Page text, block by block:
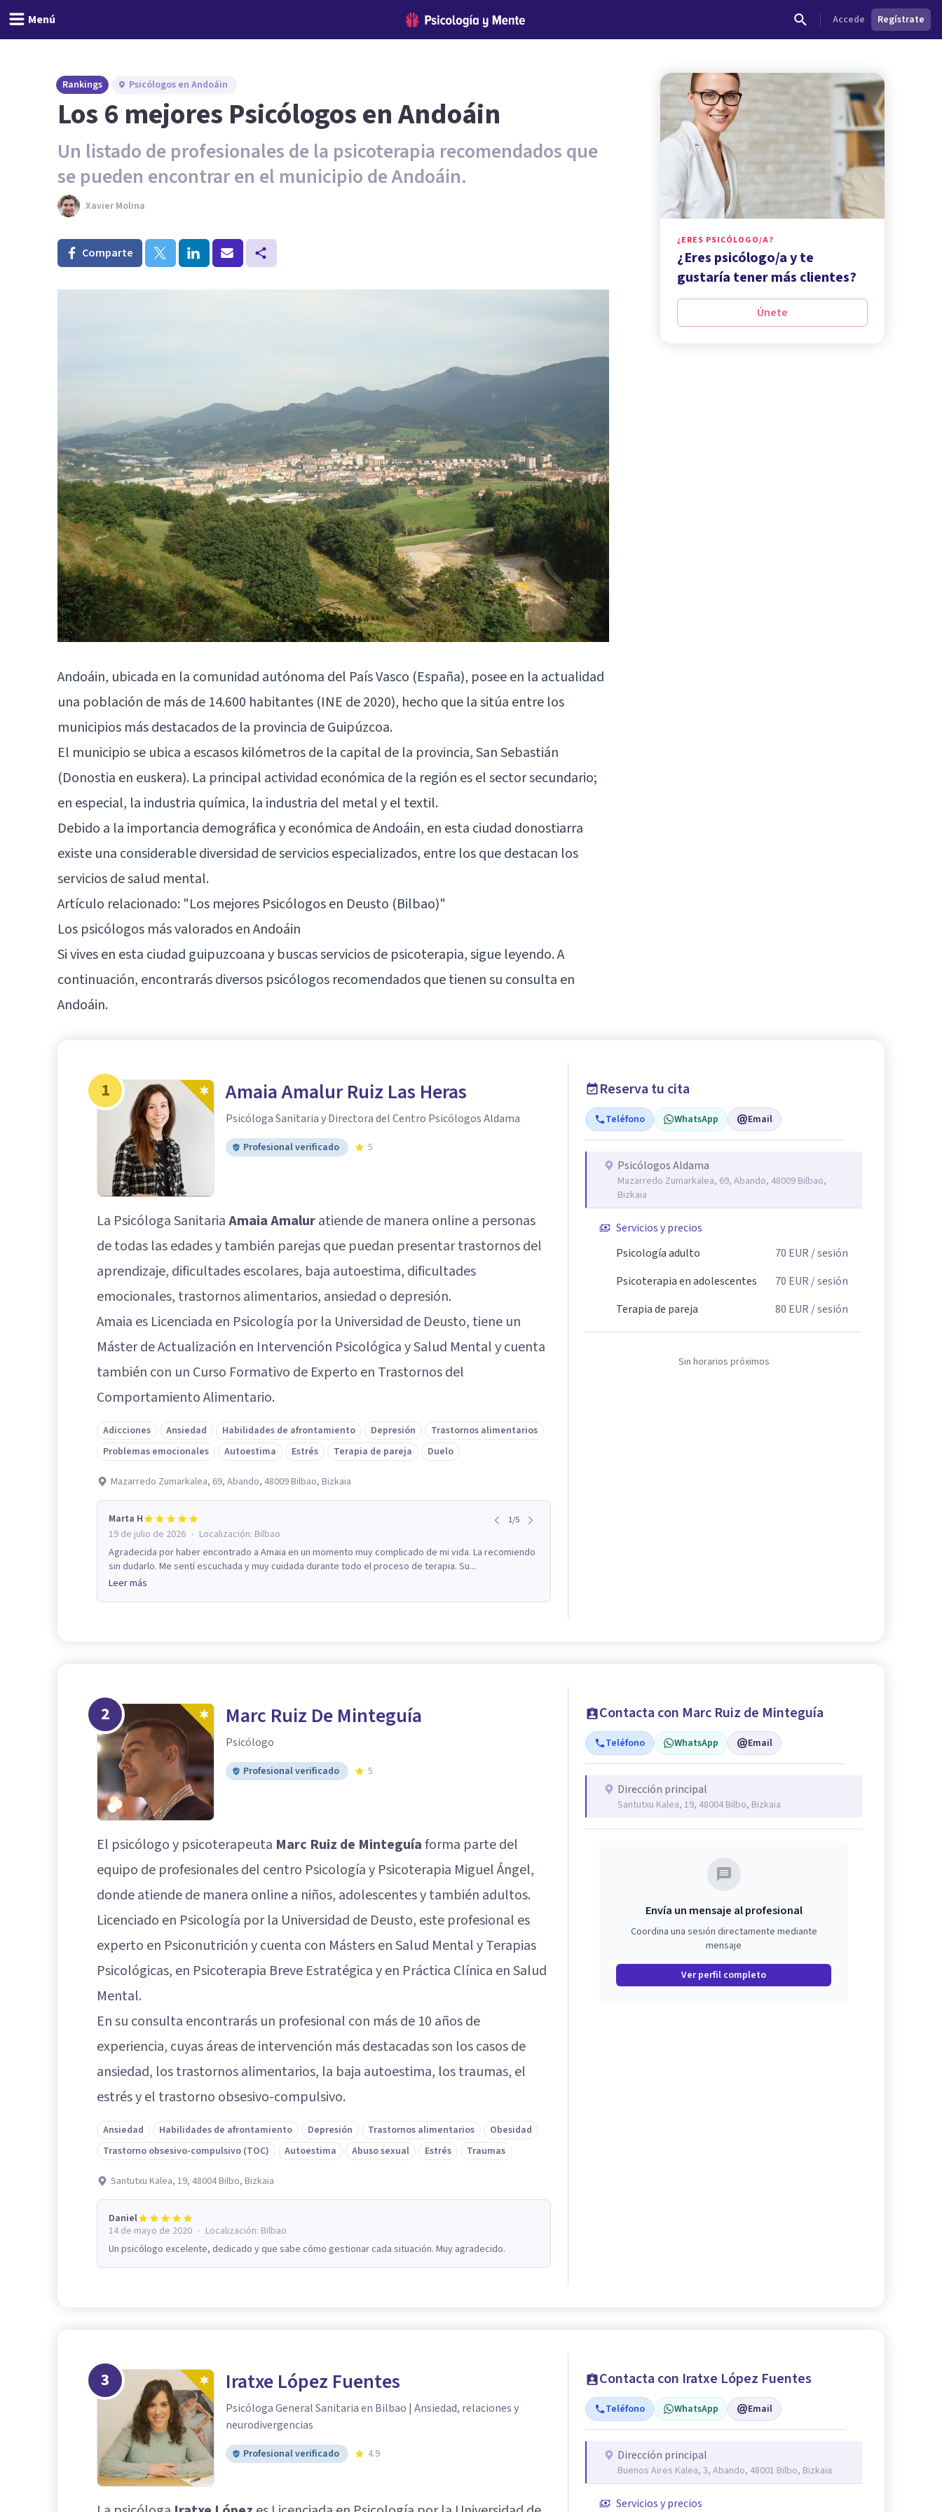
Menú Accede Regístrate
Rankings Psicólogos en Andoáin
Los 6 mejores Psicólogos en Andoáin
Un listado de profesionales de la psicoterapia recomendados que
se pueden encontrar en el municipio de Andoáin.
Xavier Molina
Comparte
Andoáin, ubicada en la comunidad autónoma del País Vasco (España), posee en la actualidad
una población de más de 14.600 habitantes (INE de 2020), hecho que la sitúa entre los
municipios más destacados de la provincia de Guipúzcoa.
El municipio se ubica a escasos kilómetros de la capital de la provincia, San Sebastián
(Donostia en euskera). La principal actividad económica de la región es el sector secundario;
en especial, la industria química, la industria del metal y el textil.
Debido a la importancia demográfica y económica de Andoáin, en esta ciudad donostiarra
existe una considerable diversidad de servicios especializados, entre los que destacan los
servicios de salud mental.
Artículo relacionado: "Los mejores Psicólogos en Deusto (Bilbao)"
Los psicólogos más valorados en Andoáin
Si vives en esta ciudad guipuzcoana y buscas servicios de psicoterapia, sigue leyendo. A
continuación, encontrarás diversos psicólogos recomendados que tienen su consulta en
Andoáin.
¿ERES PSICÓLOGO/A?
¿Eres psicólogo/a y te
gustaría tener más clientes?
Únete
1 Amaia Amalur Ruiz Las Heras
Psicóloga Sanitaria y Directora del Centro Psicólogos Aldama
Profesional verificado 5
La Psicóloga SanitariaAmaia Amaluratiende de manera online a personas
de todas las edades y también parejas que puedan presentar trastornos del
aprendizaje, dificultades escolares, baja autoestima, dificultades
emocionales, trastornos alimentarios, ansiedad o depresión.
Amaia es Licenciada en Psicología por la Universidad de Deusto, tiene un
Máster de Actualización en Intervención Psicológica y Salud Mental y cuenta
también con un Curso Formativo de Experto en Trastornos del
Comportamiento Alimentario.
Adicciones Ansiedad Habilidades de afrontamiento Depresión
Trastornos alimentarios
Problemas emocionales
Autoestima Estrés Terapia de pareja Duelo
Mazarredo Zumarkalea, 69, Abando, 48009 Bilbao, Bizkaia
Marta H 1/5
19 de julio de 2026 · Localización: Bilbao
Agradecida por haber encontrado a Amaia en un momento muy complicado de mi vida. La recomiendo
sin dudarlo. Me sentí escuchada y muy cuidada durante todo el proceso de terapia. Su...
Leer más
Reserva tu cita
Teléfono WhatsApp Email
Psicólogos Aldama
Mazarredo Zumarkalea, 69, Abando, 48009 Bilbao,
Bizkaia
Servicios y precios
Psicología adulto
70 EUR / sesión
Psicoterapia en adolescentes
70 EUR / sesión
Terapia de pareja
80 EUR / sesión
Sin horarios próximos
2 Marc Ruiz De Minteguía
Psicólogo
Profesional verificado 5
El psicólogo y psicoterapeuta Marc Ruiz de Minteguíaforma parte del
equipo de profesionales del centro Psicología y Psicoterapia Miguel Ángel,
donde atiende de manera online a niños, adolescentes y también adultos.
Licenciado en Psicología por la Universidad de Deusto, este profesional es
experto en Psiconutrición y cuenta con Másters en Salud Mental y Terapias
Psicológicas, en Psicoterapia Breve Estratégica y en Práctica Clínica en Salud
Mental.
En su consulta encontrarás un profesional con más de 10 años de
experiencia, cuyas áreas de intervención más destacadas son los casos de
ansiedad, los trastornos alimentarios, la baja autoestima, los traumas, el
estrés y el trastorno obsesivo-compulsivo.
Ansiedad Habilidades de afrontamiento Depresión Trastornos alimentarios
Obesidad
Trastorno obsesivo-compulsivo (TOC)
Autoestima Abuso sexual Estrés Traumas
Santutxu Kalea, 19, 48004 Bilbo, Bizkaia
Daniel
14 de mayo de 2020 · Localización: Bilbao
Un psicólogo excelente, dedicado y que sabe cómo gestionar cada situación. Muy agradecido.
Contacta con Marc Ruiz de Minteguía
Teléfono WhatsApp Email
Dirección principal
Santutxu Kalea, 19, 48004 Bilbo, Bizkaia
Envía un mensaje al profesional
Coordina una sesión directamente mediante
mensaje
Ver perfil completo
3 Iratxe López Fuentes
Psicóloga General Sanitaria en Bilbao | Ansiedad, relaciones y
neurodivergencias
Profesional verificado 4.9
Contacta con Iratxe López Fuentes
Teléfono WhatsApp Email
Dirección principal
Buenos Aires Kalea, 3, Abando, 48001 Bilbo, Bizkaia
Servicios y precios